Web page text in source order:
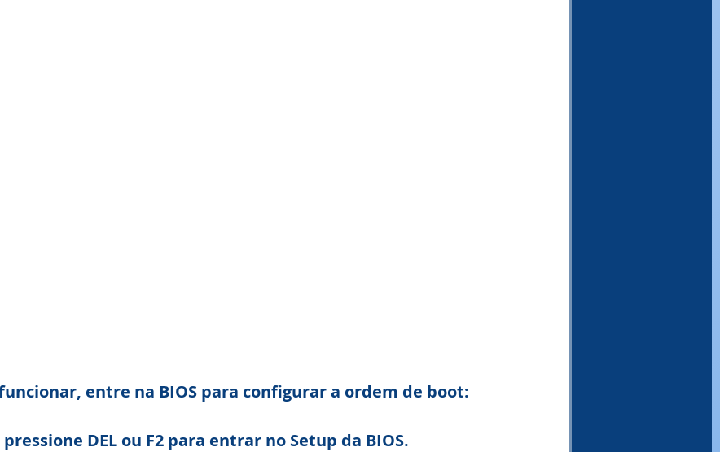
entre na BIOS para configurar a ordem de boot:
pressione DEL ou F2 para entrar no Setup da BIOS.